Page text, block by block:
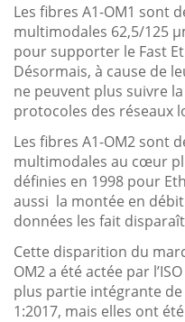
Les fibres A1-OM1 sont
multimodales 62,5/125
pour supporter le Fast
Désormais, à cause de
ne peuvent plus suivre
protocoles des réseaux
Les fibres A1-OM2 sont
multimodales au cœur
définies en 1998 pour
aussi la montée en
données les fait
Cette disparition du
OM2 a été actée par
plus partie intégrante de
1:2017, mais elles ont